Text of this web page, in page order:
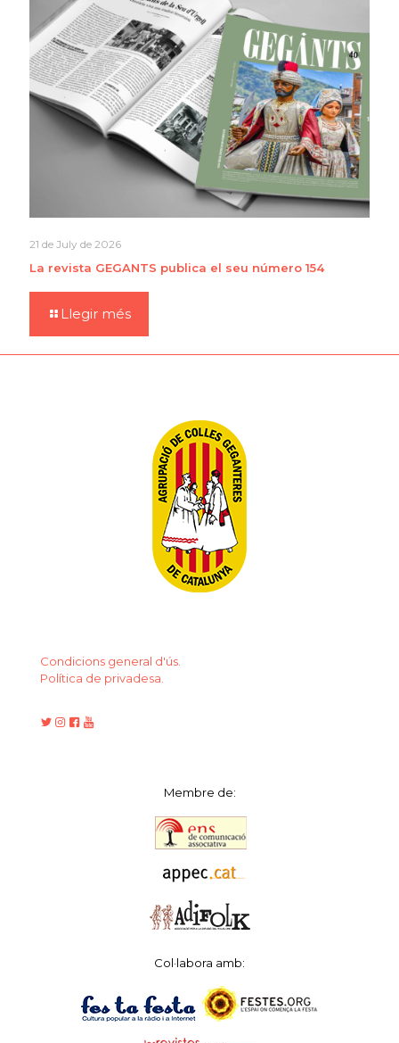
21 de July de 2026
La revista GEGANTS publica el seu número 154
Llegir més
Condicions general d'ús.
Política de privadesa.
Membre de:
Col·labora amb: